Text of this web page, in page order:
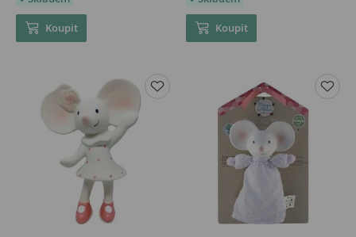
Koupit Koupit